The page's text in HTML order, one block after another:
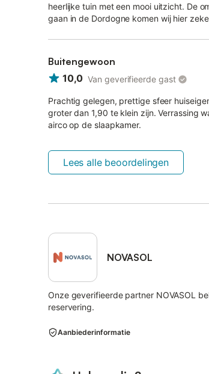
heerlijke tuin met een mooi uitzicht. De
gaan in de Dordogne komen wij hier
Buitengewoon
10,0 Van geverifieerde gast
Prachtig gelegen, prettige sfeer
groter dan 1,90 te klein zijn. Verrassing
airco op de slaapkamer.
Lees alle beoordelingen
NOVASOL
Onze geverifieerde partner NOVASOL
reservering.
Aanbiederinformatie